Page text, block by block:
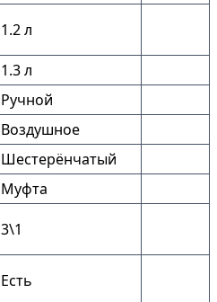
1.2 л
1.3 л
Ручной
Воздушное
Шестерёнчатый
Муфта
3\1
Есть